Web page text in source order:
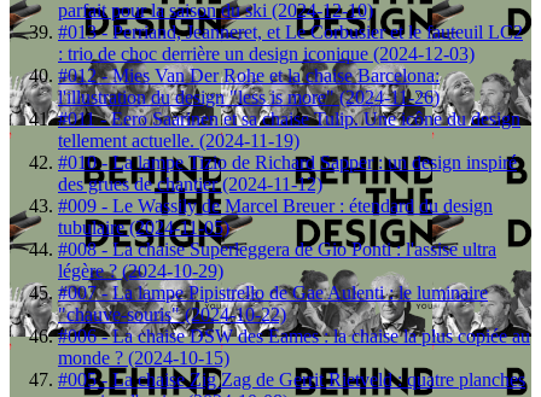
parfait pour la saison du ski (2024-12-10)
#013 - Perriand, Jeanneret, et Le Corbusier et le fauteuil LC2
: trio de choc derrière un design iconique (2024-12-03)
#012 - Mies Van Der Rohe et la chaise Barcelona:
l'illustration du design "less is more" (2024-11-26)
#011 - Eero Saarinen et sa chaise Tulip. Une icône du design
tellement actuelle. (2024-11-19)
#010 - La lampe Tizio de Richard Sapper : un design inspiré
des grues de chantier (2024-11-12)
#009 - Le Wassily de Marcel Breuer : étendard du design
tubulaire (2024-11-05)
#008 - La chaise Superleggera de Gio Ponti : l'assise ultra
légère ? (2024-10-29)
#007 - La lampe Pipistrello de Gae Aulenti : le luminaire
"chauve-souris" (2024-10-22)
#006 - La chaise DSW des Eames : la chaise la plus copiée au
monde ? (2024-10-15)
#005 - La chaise Zig Zag de Gerrit Rietveld : quatre planches